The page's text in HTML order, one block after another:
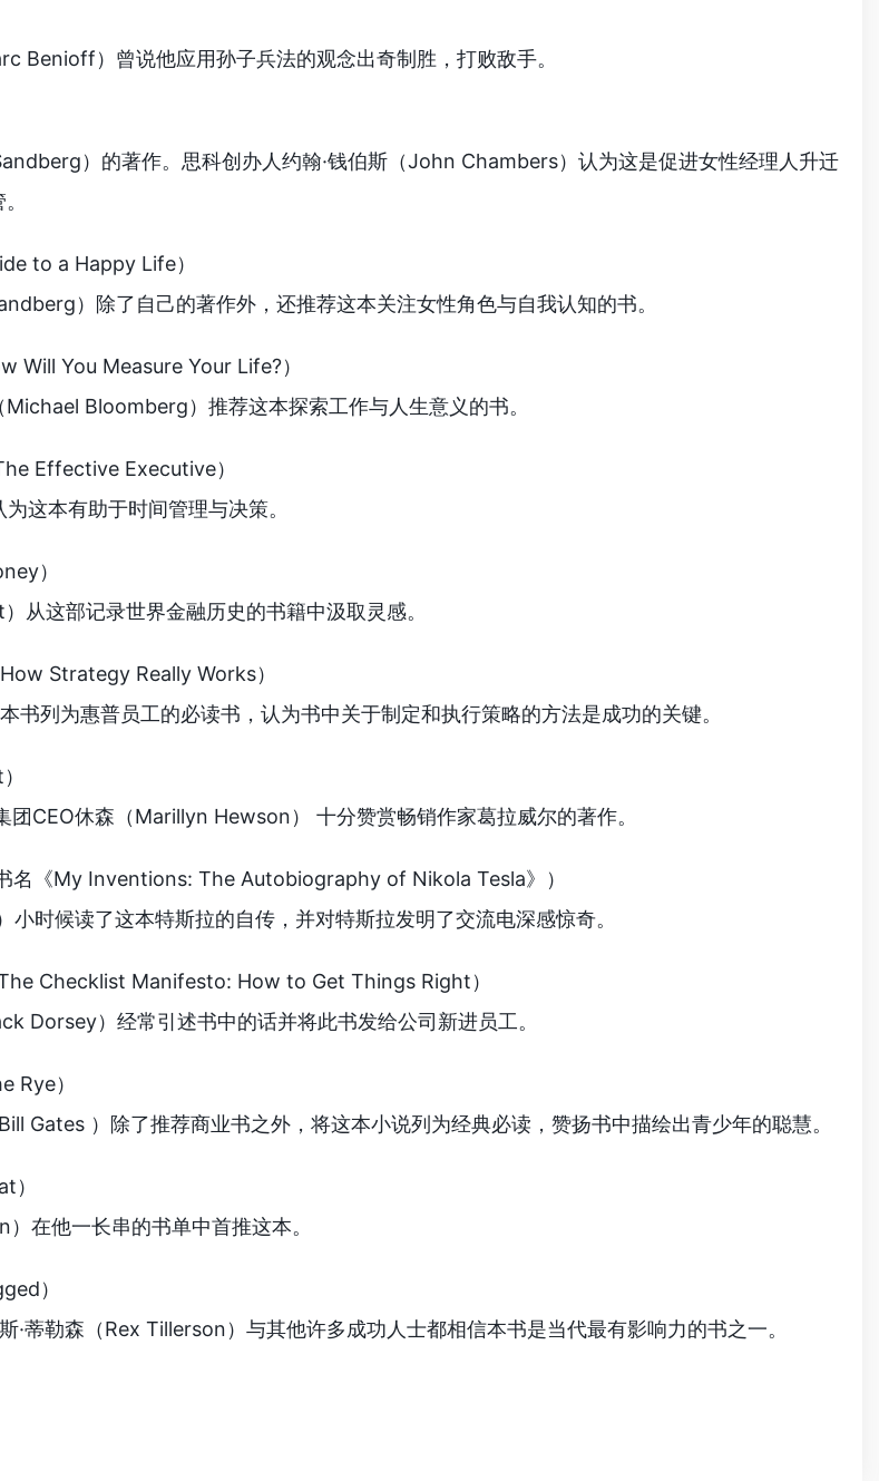
Benioff）曾说他应用孙子兵法的观念出奇制胜，打败敌手。
）的著作。思科创办人约翰·钱伯斯（John Chambers）认为这是促进女性经理人升迁
to a Happy Life）
）除了自己的著作外，还推荐这本关注女性角色与自我认知的书。
Will You Measure Your Life?）
Bloomberg）推荐这本探索工作与人生意义的书。
Effective Executive）
这本有助于时间管理与决策。
）
从这部记录世界金融历史的书籍中汲取灵感。
Strategy Really Works）
列为惠普员工的必读书，认为书中关于制定和执行策略的方法是成功的关键。
CEO休森（Marillyn Hewson） 十分赞赏畅销作家葛拉威尔的著作。
名《My Inventions: The Autobiography of Nikola Tesla》）
时候读了这本特斯拉的自传，并对特斯拉发明了交流电深感惊奇。
The Checklist Manifesto: How to Get Things Right）
Dorsey）经常引述书中的话并将此书发给公司新进员工。
Rye）
Gates ）除了推荐商业书之外，将这本小说列为经典必读，赞扬书中描绘出青少年的聪慧。
）
在他一长串的书单中首推这本。
）
蒂勒森（Rex Tillerson）与其他许多成功人士都相信本书是当代最有影响力的书之一。